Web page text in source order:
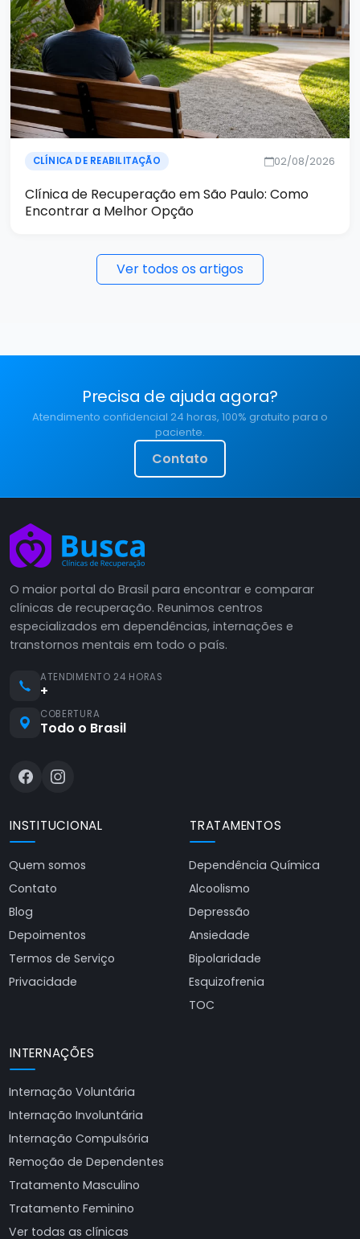
CLÍNICA DE REABILITAÇÃO 02/08/2026
Clínica de Recuperação em São Paulo: Como
Encontrar a Melhor Opção
Ver todos os artigos
Precisa de ajuda agora?
Atendimento confidencial 24 horas, 100% gratuito para o
paciente.
Contato
O maior portal do Brasil para encontrar e comparar
clínicas de recuperação. Reunimos centros
especializados em dependências, internações e
transtornos mentais em todo o país.
ATENDIMENTO 24 HORAS
+
COBERTURA
Todo o Brasil
INSTITUCIONAL
Quem somos
Contato
Blog
Depoimentos
Termos de Serviço
Privacidade
TRATAMENTOS
Dependência Química
Alcoolismo
Depressão
Ansiedade
Bipolaridade
Esquizofrenia
TOC
INTERNAÇÕES
Internação Voluntária
Internação Involuntária
Internação Compulsória
Remoção de Dependentes
Tratamento Masculino
Tratamento Feminino
Ver todas as clínicas